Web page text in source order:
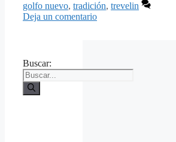
golfo nuevo, tradición, trevelin
Deja un comentario
Buscar: